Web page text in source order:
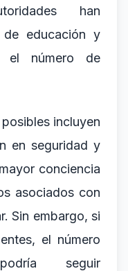
han
de educación y
el número de
incluyen
en seguridad y
conciencia
asociados con
Sin embargo, si
el número
seguir